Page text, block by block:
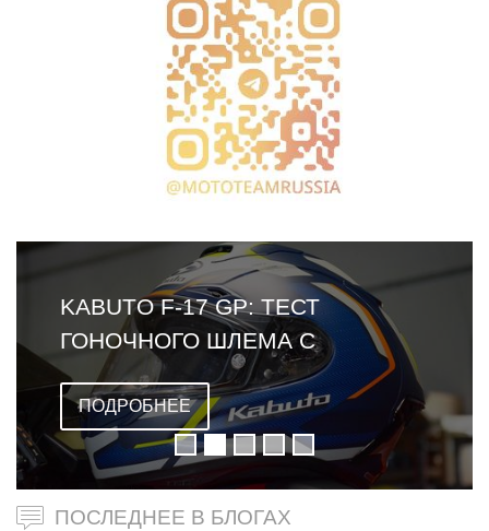
KABUTO F-17 GP: ТЕСТ
ГОНОЧНОГО ШЛЕМА С
ОМОЛОГАЦИЕЙ FIM
ПОДРОБНЕЕ
ПОСЛЕДНЕЕ В БЛОГАХ